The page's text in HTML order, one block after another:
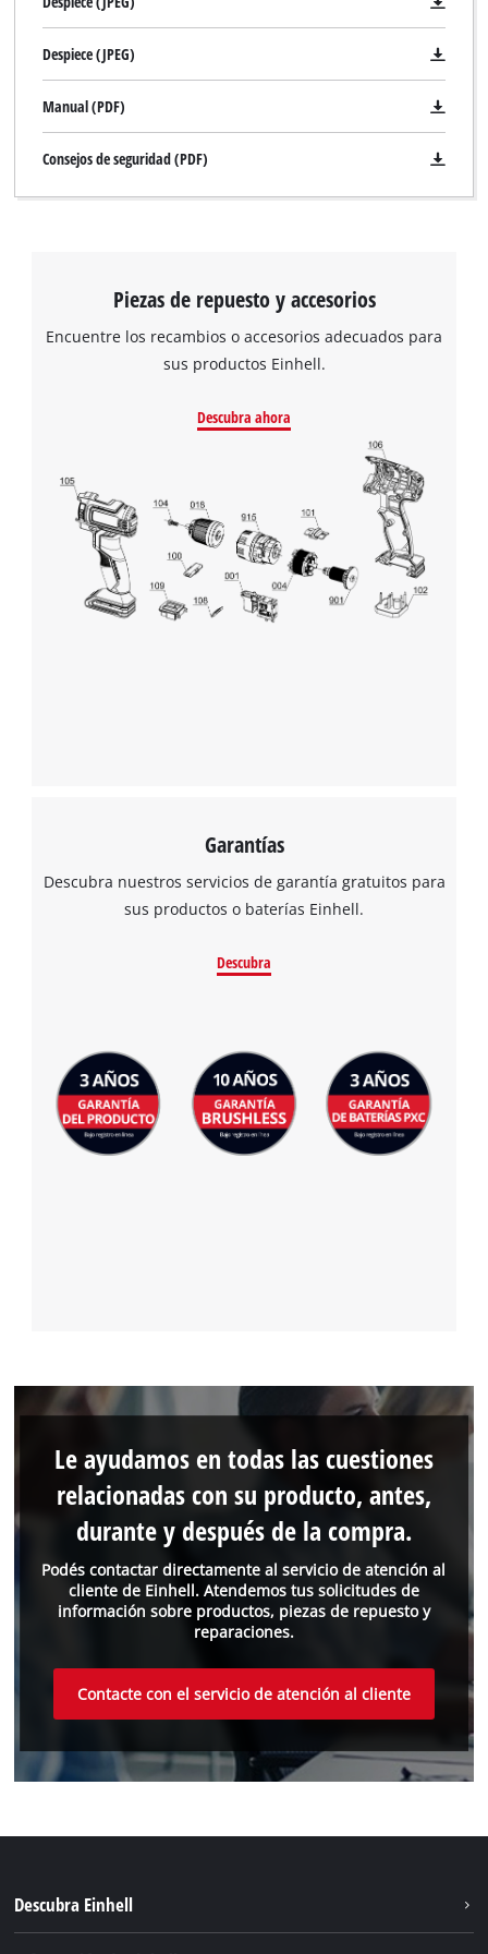
Despiece (JPEG)
Manual (PDF)
Consejos de seguridad (PDF)
Piezas de repuesto y accesorios
Encuentre los recambios o accesorios adecuados para
sus productos Einhell.
Descubra ahora
Garantías
Descubra nuestros servicios de garantía gratuitos para
sus productos o baterías Einhell.
Descubra
Podés contactar directamente al servicio de atención al
cliente de Einhell. Atendemos tus solicitudes de
información sobre productos, piezas de repuesto y
reparaciones.
Le ayudamos en todas las cuestiones
relacionadas con su producto, antes,
durante y después de la compra.
Contacte con el servicio de atención al cliente
Descubra Einhell